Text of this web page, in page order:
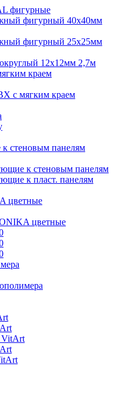
фигурные
фигурный 40х40мм
фигурный 25х25мм
12х12мм 2,7м
краем
с мягким краем
стеновым панелям
к стеновым панелям
к пласт. панелям
цветные
цветные